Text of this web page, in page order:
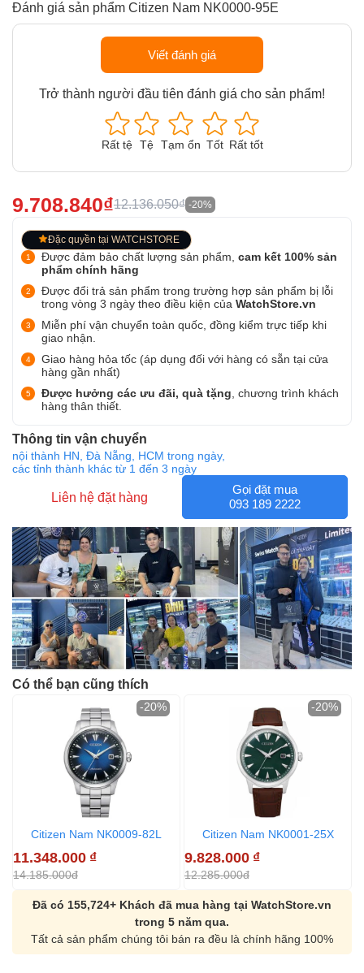
Đánh giá sản phẩm Citizen Nam NK0000-95E
Viết đánh giá
Trở thành người đầu tiên đánh giá cho sản phẩm!
Rất tệ Tệ Tạm ổn Tốt Rất tốt
9.708.840₫12.136.050₫ -20%
Đặc quyền tại WATCHSTORE
Được đảm bảo chất lượng sản phẩm, cam kết 100% sản
phẩm chính hãng
Được đổi trả sản phẩm trong trường hợp sản phẩm bị lỗi
trong vòng 3 ngày theo điều kiện của WatchStore.vn
Miễn phí vận chuyển toàn quốc, đồng kiểm trực tiếp khi
giao nhận.
Giao hàng hỏa tốc (áp dụng đối với hàng có sẵn tại cửa
hàng gần nhất)
Được hưởng các ưu đãi, quà tặng , chương trình khách
hàng thân thiết.
Thông tin vận chuyển
nội thành HN, Đà Nẵng, HCM trong ngày,
các tỉnh thành khác từ 1 đến 3 ngày
Liên hệ đặt hàng
Gọi đặt mua
093 189 2222
Có thể bạn cũng thích
Citizen Nam NK0009-82L
11.348.000 ₫
14.185.000đ
-20%
Citizen Nam NK0001-25X
9.828.000 ₫
12.285.000đ
-20%
Đã có 155,724+ Khách đã mua hàng tại WatchStore.vn
trong 5 năm qua.
Tất cả sản phẩm chúng tôi bán ra đều là chính hãng 100%